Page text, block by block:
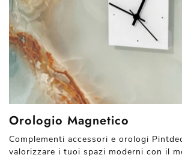
Orologio Magnetico
Complementi accessori e orologi
valorizzare i tuoi spazi moderni con il